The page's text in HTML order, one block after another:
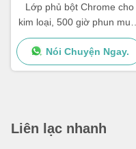
Lớp phủ bột Chrome cho
kim loại, 500 giờ phun muối,
50kg/cm tác động
Nói Chuyện Ngay.
Liên lạc nhanh